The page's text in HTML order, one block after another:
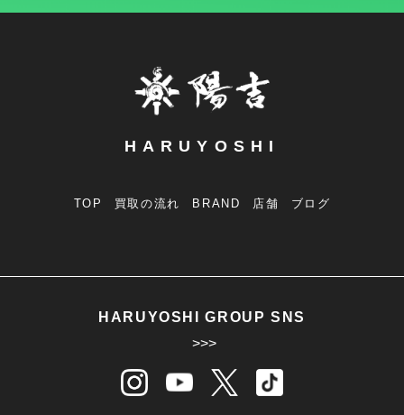
HARUYOSHI
TOP 買取の流れ BRAND 店舗 ブログ
HARUYOSHI GROUP SNS
>>>